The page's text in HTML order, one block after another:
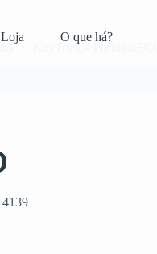
Loja O que há?
KeyTrust – PortugalECO